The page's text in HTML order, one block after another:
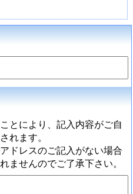
とにより、記入内容がご自
れます。
ドレスのご記入がない場合
ませんのでご了承下さい。